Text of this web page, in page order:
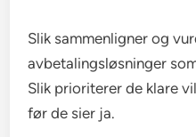
Slik sammenligner og
avbetalingsløsninger
Slik prioriterer de klare
før de sier ja.